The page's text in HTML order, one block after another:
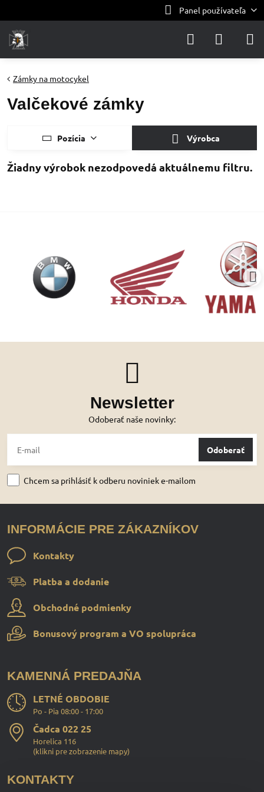
Panel používateľa
Zámky na motocykel
Valčekové zámky
Pozícia Výrobca
Newsletter
Odoberať naše novinky:
Odoberať
Chcem sa prihlásiť k odberu noviniek e-mailom
INFORMÁCIE PRE ZÁKAZNÍKOV
Kontakty
Platba a dodanie
Obchodné podmienky
Bonusový program a VO spolupráca
KAMENNÁ PREDAJŇA
LETNÉ OBDOBIE
Po - Pia 08:00 - 17:00
Čadca 022 25
Horelica 116
(klikni pre zobrazenie mapy)
KONTAKTY